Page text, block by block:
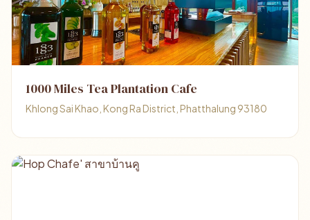
1000 Miles Tea Plantation Cafe
Khlong Sai Khao, Kong Ra District, Phatthalung 93180